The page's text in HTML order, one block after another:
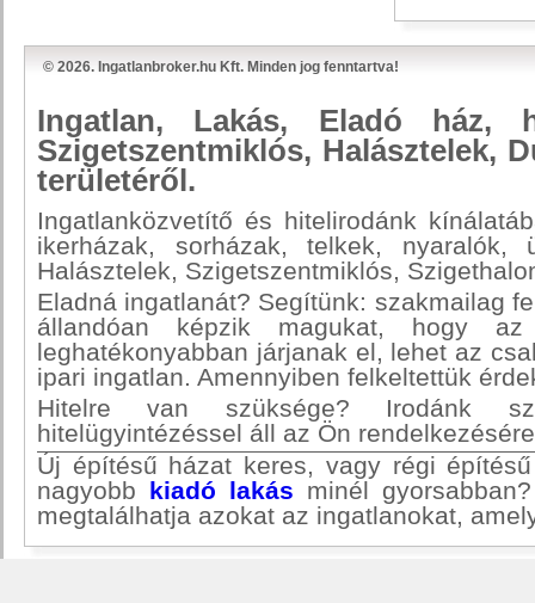
© 2026. Ingatlanbroker.hu Kft. Minden jog fenntartva!
Ingatlan, Lakás, Eladó ház,
Szigetszentmiklós, Halásztelek,
területéről.
Ingatlanközvetítő és hitelirodánk
ikerházak, sorházak, telkek, nyaralók,
Halásztelek, Szigetszentmiklós,
Eladná ingatlanát? Segítünk: szakmailag
állandóan képzik magukat, hogy
leghatékonyabban járjanak el, lehet az
ipari ingatlan. Amennyiben felkeltettük
Hitelre van szüksége? Irodánk
hitelügyintézéssel áll az Ön
Új építésű házat keres, vagy régi
nagyobb kiadó lakás minél
megtalálhatja azokat az ingatlanokat,